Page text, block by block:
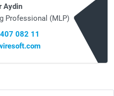
Aydin
Professional (MLP)
082 11